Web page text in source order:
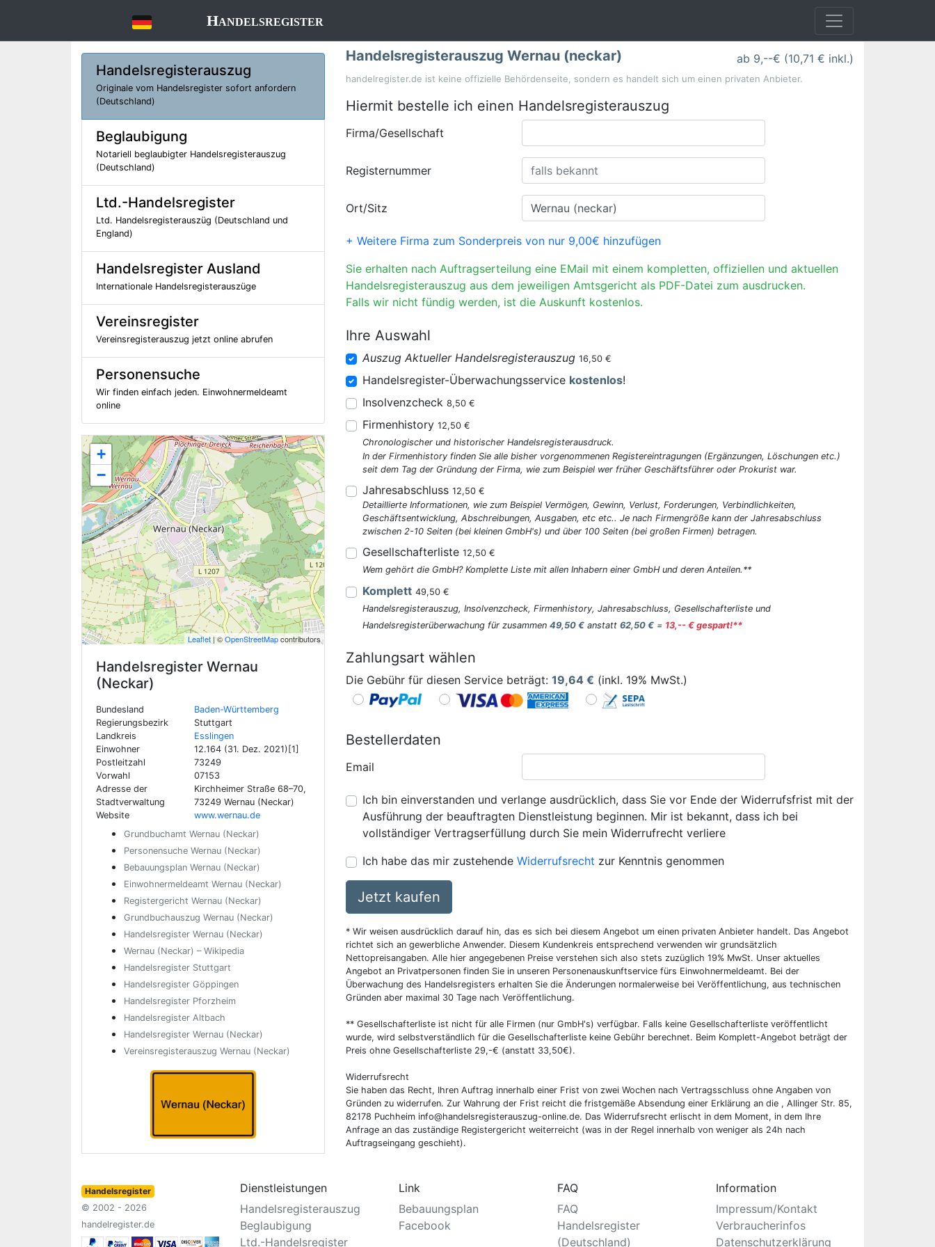
Handelsregister
Handelsregisterauszug
Originale vom Handelsregister sofort anfordern
(Deutschland)
Beglaubigung
Notariell beglaubigter Handelsregisterauszug
(Deutschland)
Ltd.-Handelsregister
Ltd. Handelsregisterauszüg (Deutschland und
England)
Handelsregister Ausland
Internationale Handelsregisterauszüge
Vereinsregister
Vereinsregisterauszug jetzt online abrufen
Personensuche
Wir finden einfach jeden. Einwohnermeldeamt
online
+
−
Leaflet| ©OpenStreetMapcontributors
Handelsregister Wernau
(Neckar)
Bundesland
Baden-Württemberg
Regierungsbezirk
Stuttgart
Landkreis
Esslingen
Einwohner
12.164 (31. Dez. 2021)[1]
Postleitzahl
73249
Vorwahl
07153
Adresse der
Stadtverwaltung
Kirchheimer Straße 68–70,
73249 Wernau (Neckar)
Website
www.wernau.de
Grundbuchamt Wernau (Neckar)
Personensuche Wernau (Neckar)
Bebauungsplan Wernau (Neckar)
Einwohnermeldeamt Wernau (Neckar)
Registergericht Wernau (Neckar)
Grundbuchauszug Wernau (Neckar)
Handelsregister Wernau (Neckar)
Wernau (Neckar) – Wikipedia
Handelsregister Stuttgart
Handelsregister Göppingen
Handelsregister Pforzheim
Handelsregister Altbach
Handelsregister Wernau (Neckar)
Vereinsregisterauszug Wernau (Neckar)
Handelsregisterauszug Wernau (neckar) ab 9,--€ (10,71 € inkl.)
handelregister.de ist keine offizielle Behördenseite, sondern es handelt sich um einen privaten Anbieter.
Hiermit bestelle ich einen Handelsregisterauszug
Firma/Gesellschaft
Registernummer
Ort/Sitz
+ Weitere Firma zum Sonderpreis von nur 9,00€ hinzufügen
Sie erhalten nach Auftragserteilung eine EMail mit einem kompletten, offiziellen und aktuellen
Handelsregisterauszug aus dem jeweiligen Amtsgericht als PDF-Datei zum ausdrucken.
Falls wir nicht fündig werden, ist die Auskunft kostenlos.
Ihre Auswahl
Auszug Aktueller Handelsregisterauszug 16,50 €
Handelsregister-Überwachungsservice kostenlos!
Insolvenzcheck 8,50 €
Firmenhistory 12,50 €
Chronologischer und historischer Handelsregisterausdruck.
In der Firmenhistory finden Sie alle bisher vorgenommenen Registereintragungen (Ergänzungen, Löschungen etc.)
seit dem Tag der Gründung der Firma, wie zum Beispiel wer früher Geschäftsführer oder Prokurist war.
Jahresabschluss 12,50 €
Detaillierte Informationen, wie zum Beispiel Vermögen, Gewinn, Verlust, Forderungen, Verbindlichkeiten,
Geschäftsentwicklung, Abschreibungen, Ausgaben, etc etc.. Je nach Firmengröße kann der Jahresabschluss
zwischen 2-10 Seiten (bei kleinen GmbH's) und über 100 Seiten (bei großen Firmen) betragen.
Gesellschafterliste 12,50 €
Wem gehört die GmbH? Komplette Liste mit allen Inhabern einer GmbH und deren Anteilen.**
Komplett 49,50 €
Handelsregisterauszug, Insolvenzcheck, Firmenhistory, Jahresabschluss, Gesellschafterliste und
Handelsregisterüberwachung für zusammen 49,50 € anstatt 62,50 € = 13,-- € gespart!**
Zahlungsart wählen
Die Gebühr für diesen Service beträgt: 19,64 € (inkl. 19% MwSt.)
Bestellerdaten
Email
Ich bin einverstanden und verlange ausdrücklich, dass Sie vor Ende der Widerrufsfrist mit der
Ausführung der beauftragten Dienstleistung beginnen. Mir ist bekannt, dass ich bei
vollständiger Vertragserfüllung durch Sie mein Widerrufrecht verliere
Ich habe das mir zustehende Widerrufsrecht zur Kenntnis genommen
Jetzt kaufen
* Wir weisen ausdrücklich darauf hin, das es sich bei diesem Angebot um einen privaten Anbieter handelt. Das Angebot
richtet sich an gewerbliche Anwender. Diesem Kundenkreis entsprechend verwenden wir grundsätzlich
Nettopreisangaben. Alle hier angegebenen Preise verstehen sich also stets zuzüglich 19% MwSt. Unser aktuelles
Angebot an Privatpersonen finden Sie in unseren Personenauskunftservice fürs Einwohnermeldeamt. Bei der
Überwachung des Handelsregisters erhalten Sie die Änderungen normalerweise bei Veröffentlichung, aus technischen
Gründen aber maximal 30 Tage nach Veröffentlichung.
** Gesellschafterliste ist nicht für alle Firmen (nur GmbH's) verfügbar. Falls keine Gesellschafterliste veröffentlicht
wurde, wird selbstverständlich für die Gesellschafterliste keine Gebühr berechnet. Beim Komplett-Angebot beträgt der
Preis ohne Gesellschafterliste 29,-€ (anstatt 33,50€).
Widerrufsrecht
Sie haben das Recht, Ihren Auftrag innerhalb einer Frist von zwei Wochen nach Vertragsschluss ohne Angaben von
Gründen zu widerrufen. Zur Wahrung der Frist reicht die fristgemäße Absendung einer Erklärung an die , Allinger Str. 85,
82178 Puchheim info@handelsregisterauszug-online.de. Das Widerrufsrecht erlischt in dem Moment, in dem Ihre
Anfrage an das zuständige Registergericht weiterreicht (was in der Regel innerhalb von weniger als 24h nach
Auftragseingang geschieht).
Handelsregister
© 2002 - 2026
handelregister.de
Dienstleistungen
Handelsregisterauszug
Beglaubigung
Ltd.-Handelsregister
Link
Bebauungsplan
Facebook
FAQ
FAQ
Handelsregister
(Deutschland)
Information
Impressum/Kontakt
Verbraucherinfos
Datenschutzerklärung